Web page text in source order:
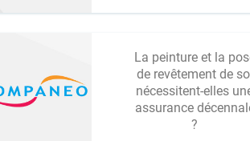
La peinture et la
de revêtement de
nécessitent-elles
assurance
?